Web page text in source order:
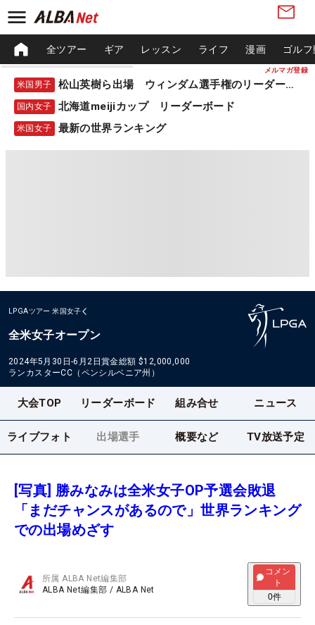
メルマガ登録
全ツアー ギア レッスン ライフ 漫画 ゴル
米国男子 松山英樹ら出場 ウィンダム選手権のリーダーボード
国内女子 北海道meijiカップ リーダーボード
米国女子 最新の世界ランキング
LPGAツアー 米国女子
全米女子オープン
2024年5月30日-6月2日賞金総額 $12,000,000
ランカスターCC（ペンシルベニア州）
大会TOP リーダーボード 組み合せ ニュース
ライブフォト 出場選手 概要など TV放送予定
[写真] 勝みなみは全米女子OP予選会敗退
「まだチャンスがあるので」世界ランキング
での出場めざす
所属ALBA Net編集部
ALBA Net編集部 / ALBA Net
コメン
ト
0件